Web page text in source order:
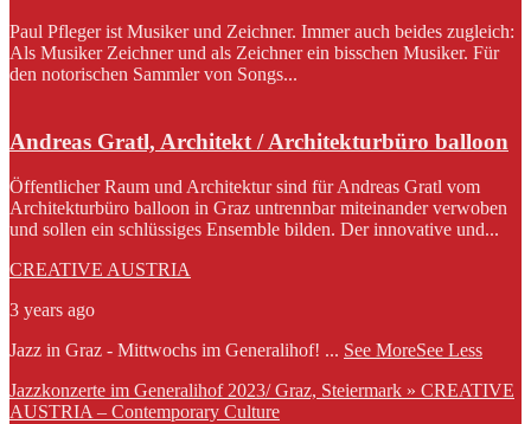
Paul Pfleger ist Musiker und Zeichner. Immer auch beides zugleich:
Als Musiker Zeichner und als Zeichner ein bisschen Musiker. Für
den notorischen Sammler von Songs...
Andreas Gratl, Architekt / Architekturbüro balloon
Öffentlicher Raum und Architektur sind für Andreas Gratl vom
Architekturbüro balloon in Graz untrennbar miteinander verwoben
und sollen ein schlüssiges Ensemble bilden. Der innovative und...
CREATIVE AUSTRIA
3 years ago
Jazz in Graz - Mittwochs im Generalihof! ... See MoreSee Less
Jazzkonzerte im Generalihof 2023/ Graz, Steiermark » CREATIVE
AUSTRIA – Contemporary Culture